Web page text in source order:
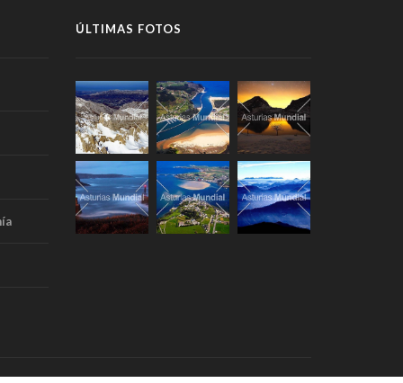
ÚLTIMAS FOTOS